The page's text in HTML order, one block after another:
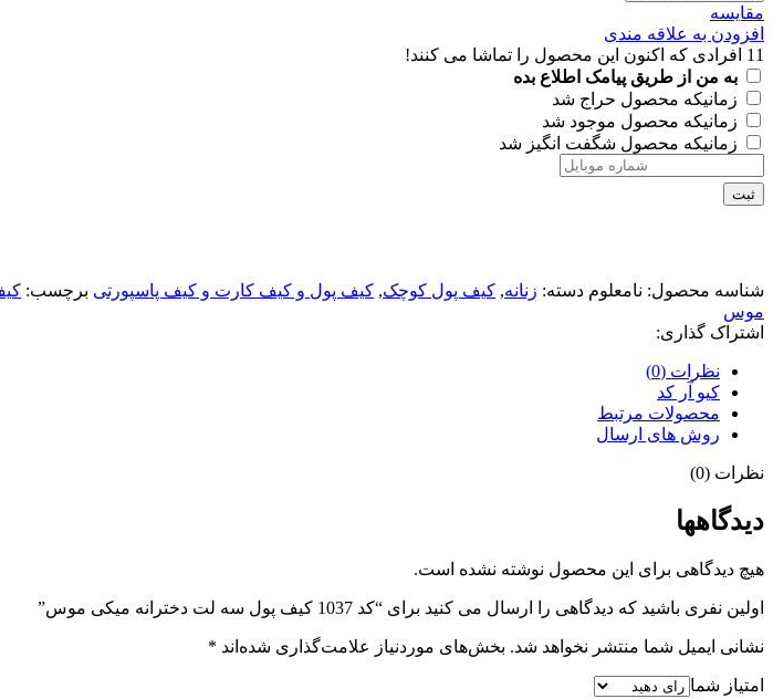
مقايسه
افزودن به علاقه مندی
11 افرادی که اکنون این محصول را تماشا می کنند!
به من از طریق پیامک اطلاع بده
زمانیکه محصول حراج شد
زمانیکه محصول موجود شد
زمانیکه محصول شگفت انگیز شد
ثبت
شناسه محصول: نامعلوم دسته: زنانه, کیف پول کوچک, کیف پول و کیف کارت و کیف پاسپورتی برچسب:
موس
اشتراک گذاری:
نظرات (0)
کیو آر کد
محصولات مرتبط
روش های ارسال
نظرات (0)
دیدگاهها
هیچ دیدگاهی برای این محصول نوشته نشده است.
اولین نفری باشید که دیدگاهی را ارسال می کنید برای “کد 1037 کیف پول سه لت دخترانه میکی موس”
نشانی ایمیل شما منتشر نخواهد شد. بخش‌های موردنیاز علامت‌گذاری شده‌اند *
امتیاز شما